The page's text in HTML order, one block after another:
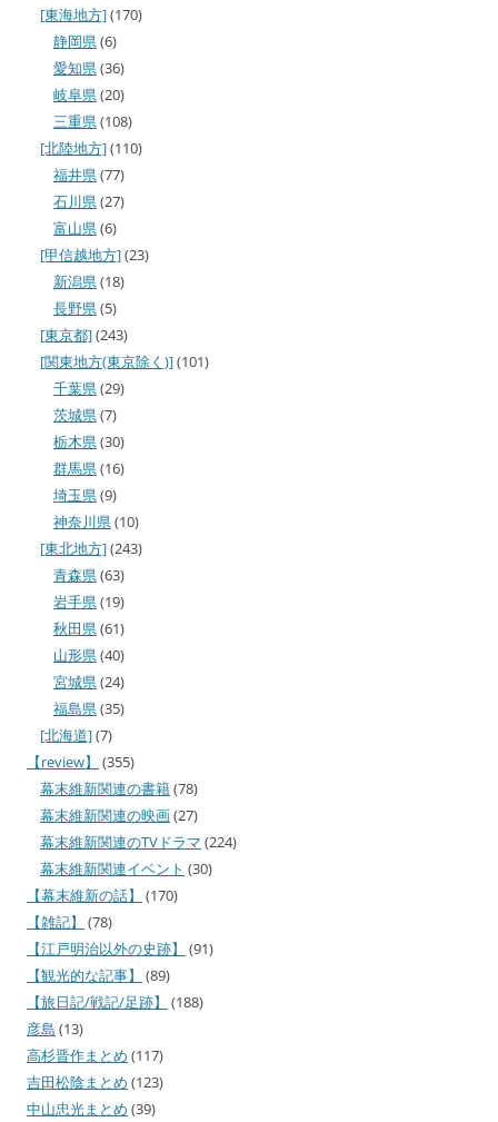
[東海地方](170)
静岡県(6)
愛知県(36)
岐阜県(20)
三重県(108)
[北陸地方](110)
福井県(77)
石川県(27)
富山県(6)
[甲信越地方](23)
新潟県(18)
長野県(5)
[東京都](243)
[関東地方(東京除く)](101)
千葉県(29)
茨城県(7)
栃木県(30)
群馬県(16)
埼玉県(9)
神奈川県(10)
[東北地方](243)
青森県(63)
岩手県(19)
秋田県(61)
山形県(40)
宮城県(24)
福島県(35)
[北海道](7)
【review】
(355)
幕末維新関連の書籍(78)
幕末維新関連の映画(27)
幕末維新関連のTVドラマ (224)
幕末維新関連イベント (30)
【幕末維新の話】
(170)
【雑記】
(78)
【江戸明治以外の史跡】
(91)
【観光的な記事】
(89)
【旅日記/戦記/足跡】
(188)
彦島 (13)
高杉晋作まとめ (117)
吉田松陰まとめ (123)
中山忠光まとめ (39)